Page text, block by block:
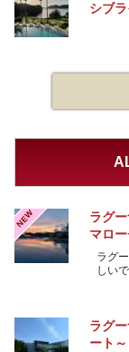
シブ
NEW
ラグ
マロ
ラグ
しい
ラグ
ート～